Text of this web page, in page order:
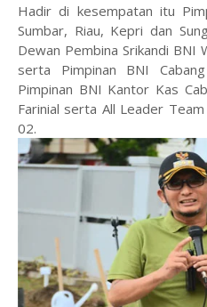
Hadir di kesempatan itu
Sumbar, Riau, Kepri dan
Dewan Pembina Srikandi BNI
serta Pimpinan BNI
Pimpinan BNI Kantor Kas
Farinial serta All Leader
02.